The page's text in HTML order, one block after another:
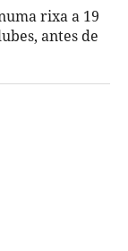
rixa a 19
antes de